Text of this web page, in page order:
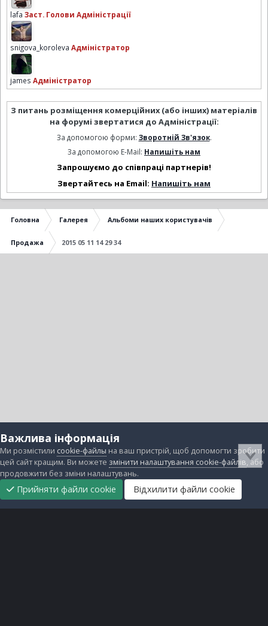
lafa Заст. Голови Адміністрації
snigova_koroleva Адміністратор
james Адміністратор
З питань розміщення комерційних (або інших) матеріалів
на форумі звертатися до Адміністрації:
За допомогою форми: Зворотній Зв'язок.
За допомогою E-Mail: Напишіть нам
Запрошуємо до співпраці партнерів!
Звертайтесь на Email: Напишіть нам
Головна Галерея Альбоми наших користувачів
Продажа 2015 05 11 14 29 34
Важлива інформація
Ми розмістили cookie-файлы на ваш пристрій, щоб допомогти зробити
цей сайт кращим. Ви можете змінити налаштування cookie-файлів, або
продовжити без зміни налаштувань.
Прийняти файли cookie Відхилити файли cookie
Головна
Підтримати
нас
Прибрати
рекламу
Завантаження Непрочитані Реєстрація